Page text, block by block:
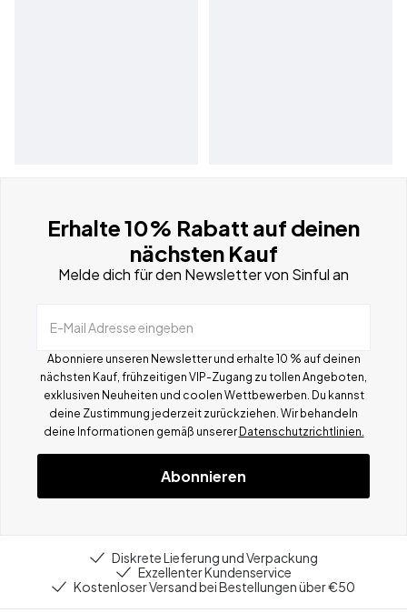
Erhalte 10% Rabatt auf deinen
nächsten Kauf
Melde dich für den Newsletter von Sinful an
E-Mail Adresse eingeben
Abonniere unseren Newsletter und erhalte 10 % auf deinen
nächsten Kauf, frühzeitigen VIP-Zugang zu tollen Angeboten,
exklusiven Neuheiten und coolen Wettbewerben. Du kannst
deine Zustimmung jederzeit zurückziehen. Wir behandeln
deine Informationen gemäß unserer Datenschutzrichtlinien.
Abonnieren
Diskrete Lieferung und Verpackung
Exzellenter Kundenservice
Kostenloser Versand bei Bestellungen über €50